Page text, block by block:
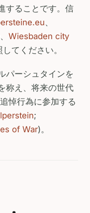
することです。信
、
、 Wiesbaden city
てください。
パーシュタインを
称え、将来の世代
悼行為に参加する
;
of War)。